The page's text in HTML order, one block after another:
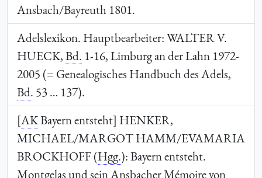
Ansbach/Bayreuth 1801.
Adelslexikon. Hauptbearbeiter:WALTER V.
HUECK,Bd. 1-16, Limburg an der Lahn 1972-
2005 (= Genealogisches Handbuch des Adels,
Bd. 53 … 137).
[AKBayern entsteht] HENKER,
MICHAEL/MARGOT HAMM/EVAMARIA
BROCKHOFF(Hgg.): Bayern entsteht.
Montgelas und sein Ansbacher Mémoire von